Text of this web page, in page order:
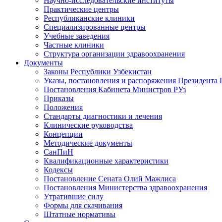
Практические центры
Республиканские клиники
Специализированные центры
Учебные заведения
Частные клиники
Структура организации здравоохранения
Документы
Законы Республики Узбекистан
Указы, постановления и распоряжения Президента
Постановления Кабинета Министров РУз
Приказы
Положения
Стандарты диагностики и лечения
Клинические руководства
Концепции
Методические документы
СанПиН
Квалификационные характеристики
Кодексы
Постановление Сената Олий Мажлиса
Постановления Министерства здравоохранения
Утратившие силу
Формы для скачивания
Штатные нормативы